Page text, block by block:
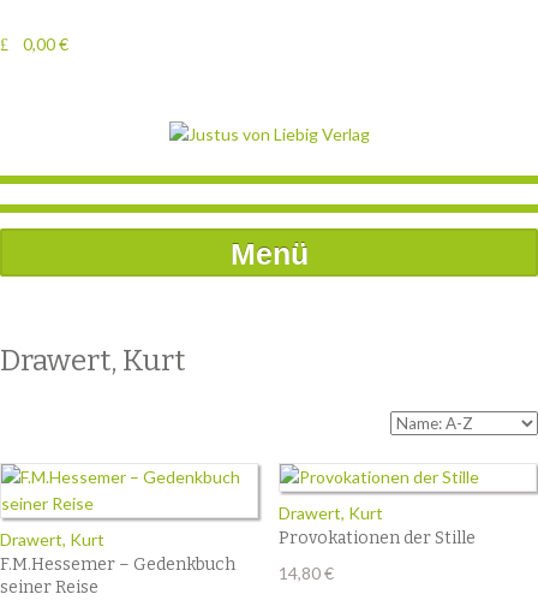
0,00€
Menü
Drawert, Kurt
Drawert, Kurt
F.M.Hessemer – Gedenkbuch
seiner Reise
Drawert, Kurt
Provokationen der Stille
14,80€